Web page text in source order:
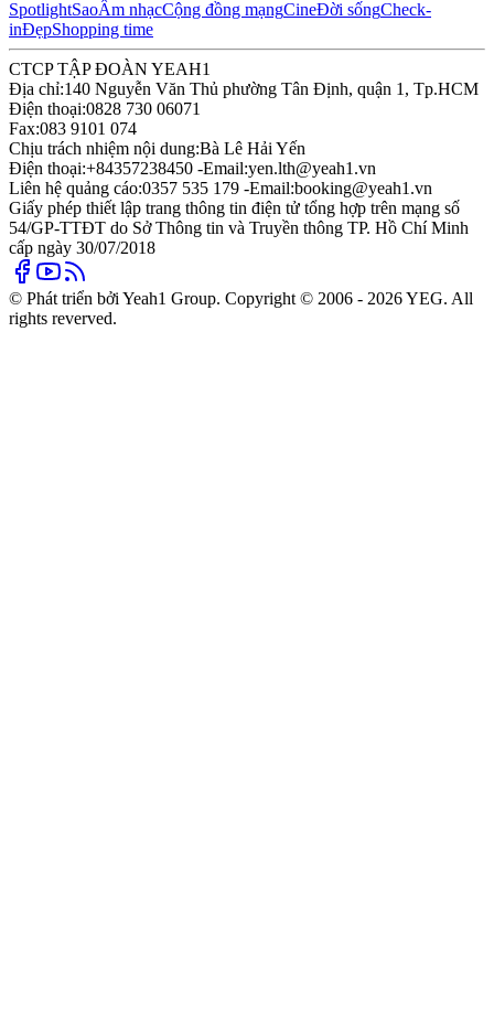
SpotlightSaoÂm nhạcCộng đồng mạngCineĐời sốngCheck-
inĐẹpShopping time
CTCP TẬP ĐOÀN YEAH1
Địa chỉ:140 Nguyễn Văn Thủ phường Tân Định, quận 1, Tp.HCM
Điện thoại:0828 730 06071
Fax:083 9101 074
Chịu trách nhiệm nội dung:Bà Lê Hải Yến
Điện thoại:+84357238450 -Email:yen.lth@yeah1.vn
Liên hệ quảng cáo:0357 535 179 -Email:booking@yeah1.vn
Giấy phép thiết lập trang thông tin điện tử tổng hợp trên mạng số
54/GP-TTĐT do Sở Thông tin và Truyền thông TP. Hồ Chí Minh
cấp ngày 30/07/2018
© Phát triển bởi Yeah1 Group. Copyright © 2006 - 2026 YEG. All
rights reverved.